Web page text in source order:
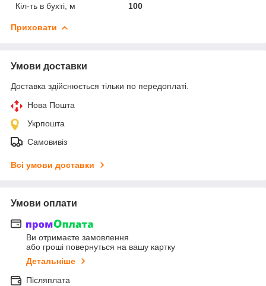
Кіл-ть в бухті, м
100
Приховати
Умови доставки
Доставка здійснюється тільки по передоплаті.
Нова Пошта
Укрпошта
Самовивіз
Всі умови доставки
Умови оплати
Ви отримаєте замовлення
або гроші повернуться на вашу картку
Детальніше
Післяплата